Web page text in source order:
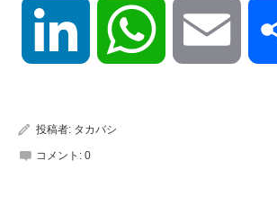
LinkedIn WhatsApp Email
投稿者: タカバシ
コメント: 0